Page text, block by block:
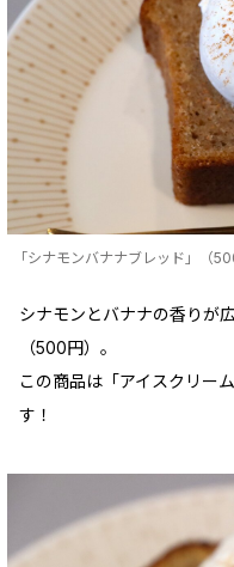
「シナモンバナナブレッド」（
シナモンとバナナの香りが
（500円）。
この商品は「アイスクリー
す！